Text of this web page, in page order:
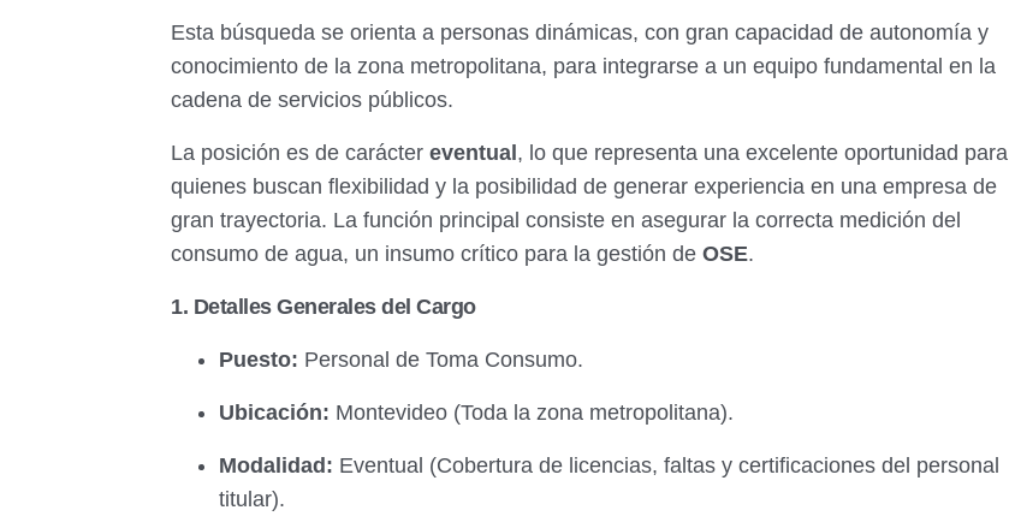
Esta búsqueda se orienta a personas dinámicas, con gran capacidad de autonomía y
conocimiento de la zona metropolitana, para integrarse a un equipo fundamental en la
cadena de servicios públicos.
La posición es de carácter eventual , lo que representa una excelente oportunidad para
quienes buscan flexibilidad y la posibilidad de generar experiencia en una empresa de
gran trayectoria. La función principal consiste en asegurar la correcta medición del
consumo de agua, un insumo crítico para la gestión de OSE.
1. Detalles Generales del Cargo
Puesto: Personal de Toma Consumo.
Ubicación: Montevideo (Toda la zona metropolitana).
Modalidad: Eventual (Cobertura de licencias, faltas y certificaciones del personal
titular).